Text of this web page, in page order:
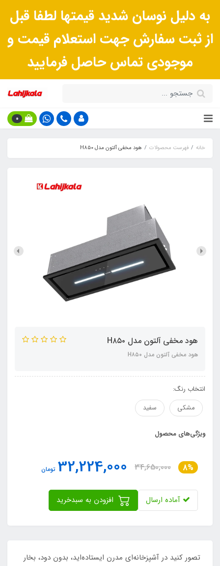
به دلیل نوسان شدید قیمتها لطفا قبل
از ثبت سفارش جهت استعلام قیمت و
موجودی تماس حاصل فرمایید
0
خانه فهرست محصولات هود مخفی آلتون مدل H۸۵۰
هود مخفی آلتون مدل H۸۵۰
هود مخفی آلتون مدل H۸۵۰
انتخاب رنگ:
مشکی
سفید
ویژگی‌های محصول
8%
34,650,000
32,224,000 تومان
آماده ارسال
تصور کنید در آشپزخانه‌ای مدرن ایستاده‌اید، بدون دود، بخار